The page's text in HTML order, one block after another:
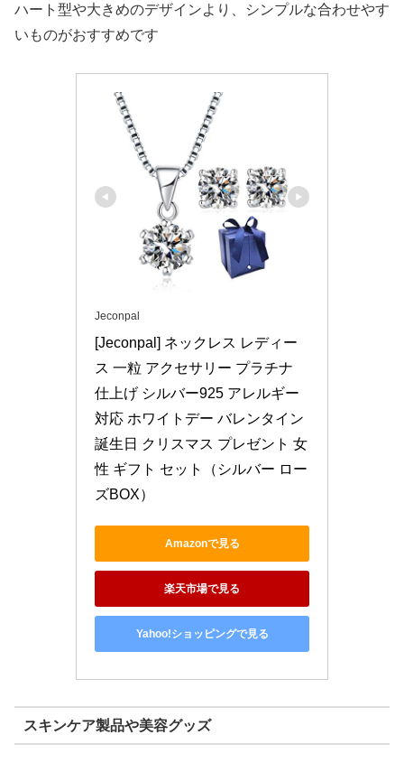
ハート型や大きめのデザインより、シンプルな合わせやす
いものがおすすめです
Jeconpal
[Jeconpal] ネックレス レディー
ス 一粒 アクセサリー プラチナ
仕上げ シルバー925 アレルギー
対応 ホワイトデー バレンタイン
誕生日 クリスマス プレゼント 女
性 ギフト セット（シルバー ロー
ズBOX）
Amazonで見る
楽天市場で見る
Yahoo!ショッピングで見る
スキンケア製品や美容グッズ